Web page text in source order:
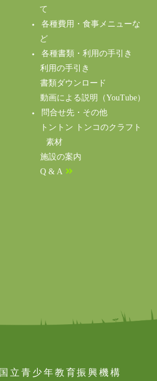
て
各種費用・食事メニューな
ど
各種書類・利用の手引き
利用の手引き
書類ダウンロード
動画による説明（YouTube）
問合せ先・その他
トントン トンコのクラフト
素材
施設の案内
Q & A
立青少年教育振興機構